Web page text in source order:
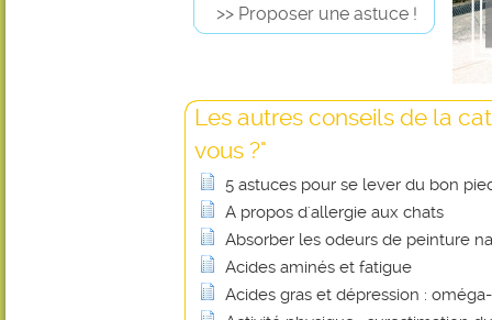
>> Proposer une astuce !
Les autres conseils de la
vous ?"
5 astuces pour se lever du bon
A propos d'allergie aux chats
Absorber les odeurs de peinture
Acides aminés et fatigue
Acides gras et dépression :